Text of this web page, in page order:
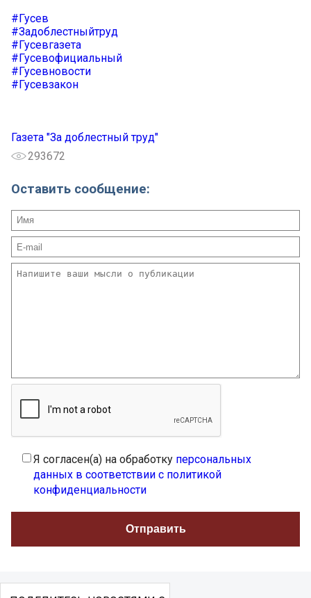
#Гусев
#Задоблестныйтруд
#Гусевгазета
#Гусевофициальный
#Гусевновости
#Гусевзакон
Газета "За доблестный труд"
293672
Оставить сообщение:
Я согласен(а) на обработку персональных
данных в соответствии с политикой
конфиденциальности